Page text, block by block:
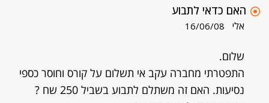
האם כדאי לתבוע
אלי 16/06/08
שלום.
התפטרתי מחברה עקב אי תשלום על קורס וחוסר כספי
נסיעות. האם זה משתלם לתבוע בשביל 250 שח ?